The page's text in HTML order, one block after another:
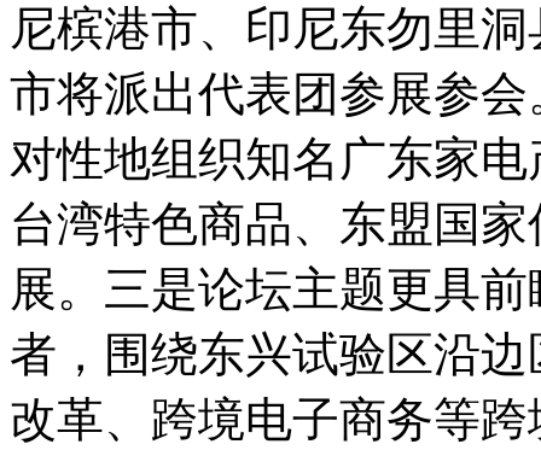
尼槟港市、印尼东勿里
市将派出代表团参展参
对性地组织知名广东家
台湾特色商品、东盟国
展。三是论坛主题更具
者，围绕东兴试验区沿
改革、跨境电子商务等